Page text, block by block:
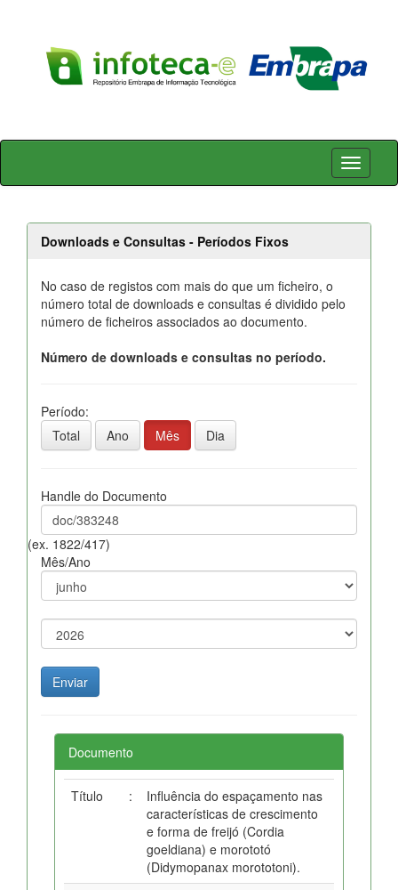
Skip
Downloads e Consultas - Períodos Fixos
No caso de registos com mais do que um ficheiro, o
número total de downloads e consultas é dividido pelo
número de ficheiros associados ao documento.
Número de downloads e consultas no período.
Período:
Total
Ano Mês Dia
Handle do Documento
(ex. 1822/417)
Mês/Ano
Documento
Título :
Influência do espaçamento nas
características de crescimento
e forma de freijó (Cordia
goeldiana) e morototó
(Didymopanax morototoni).